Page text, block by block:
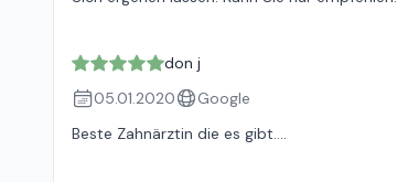
don j
05.01.2020
Google
Beste Zahnärztin die es gibt....